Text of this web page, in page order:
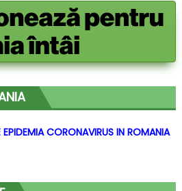
EPIDEMIA CORONAVIRUS IN ROMANIA